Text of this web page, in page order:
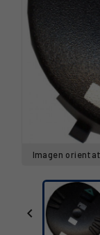
Imagen
